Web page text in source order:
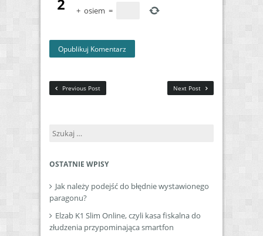
+ osiem =
Next Post
Previous Post
Szukaj:
OSTATNIE WPISY
Jak należy podejść do błędnie wystawionego
paragonu?
Elzab K1 Slim Online, czyli kasa fiskalna do
złudzenia przypominająca smartfon